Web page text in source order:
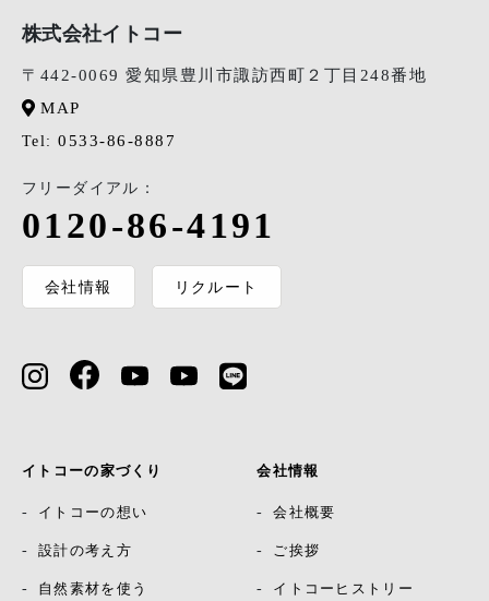
株式会社イトコー
〒442-0069 愛知県豊川市諏訪西町２丁目248番地
MAP
Tel: 0533-86-8887
フリーダイアル：
0120-86-4191
会社情報 リクルート
イトコーの家づくり
イトコーの想い
設計の考え方
自然素材を使う
会社情報
会社概要
ご挨拶
イトコーヒストリー